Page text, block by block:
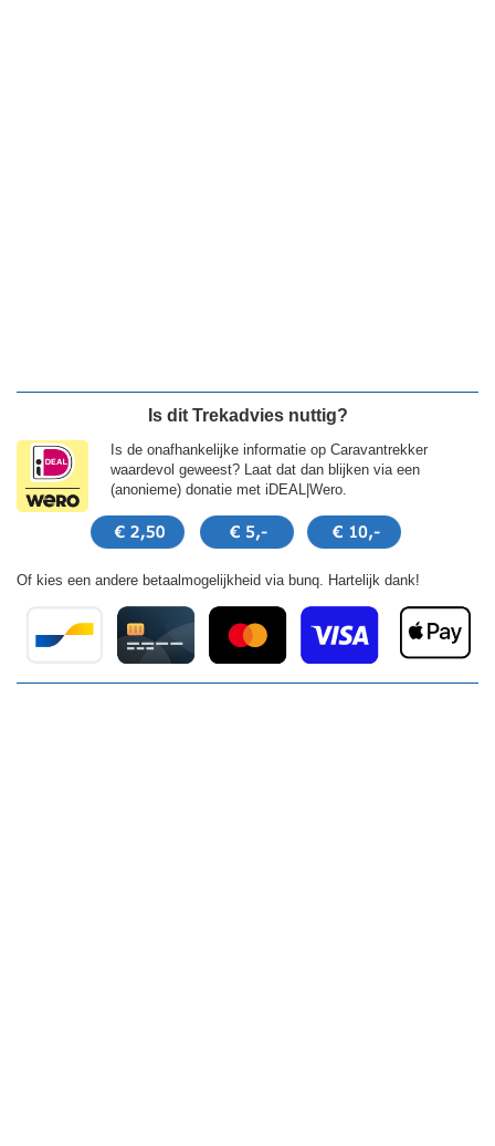
Is dit Trekadvies nuttig?
Is de onafhankelijke informatie op Caravantrekker
waardevol geweest? Laat dat dan blijken via een
(anonieme) donatie met iDEAL|Wero.
Of kies een andere betaalmogelijkheid via bunq. Hartelijk dank!